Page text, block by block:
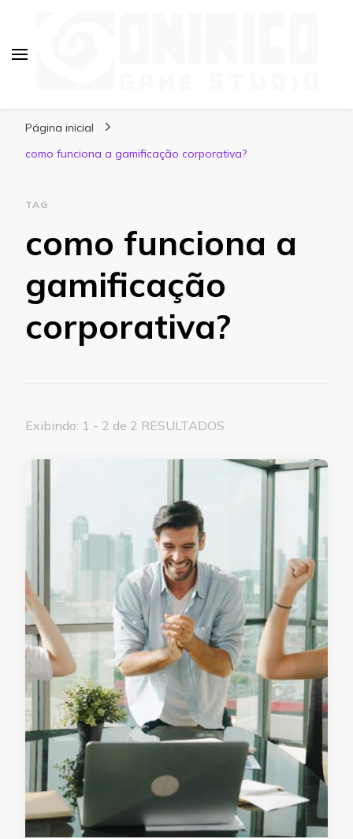
Página inicial
como funciona a gamificação corporativa?
TAG
como funciona a
gamificação
corporativa?
Exibindo: 1 - 2 de 2 RESULTADOS